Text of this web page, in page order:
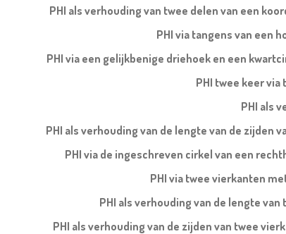
PHI als verhouding van twee delen van een
PHI via tangens van een
PHI via een gelijkbenige driehoek en een
PHI twee keer
PHI als
PHI als verhouding van de lengte van de zijden
PHI via de ingeschreven cirkel van een
PHI via twee vierkanten
PHI als verhouding van de lengte
PHI als verhouding van de zijden van twee